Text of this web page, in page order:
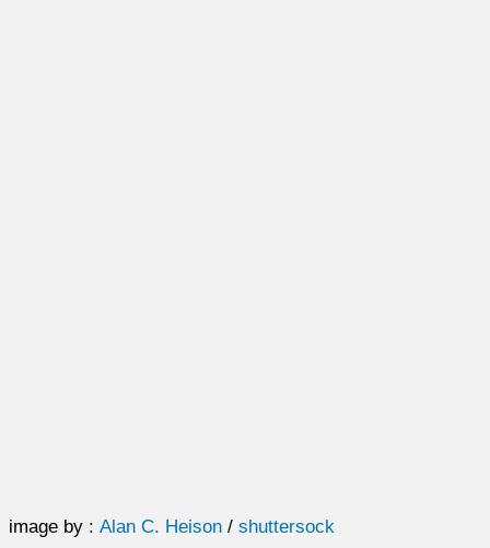
image by :Alan C. Heison /shuttersock